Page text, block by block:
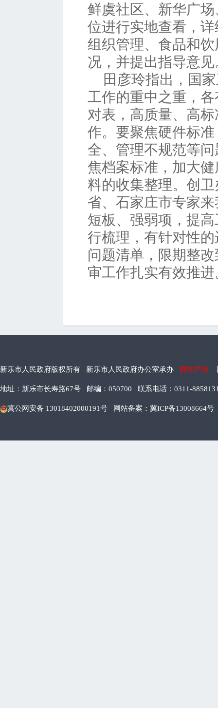
鲜虞社区、新华广
位进行实地查看，
组织管理、食品和
况，并提出指导意见
田彦玲指出，国
工作的重中之重，
对表，高质量、高
作。要聚焦硬件标
全、管理不规范等
焦档案标准，加大
料的收集整理。创
省、石家庄市专家
短板、强弱项，提
行梳理，有针对性
问题清单，限期整
审工作扎实有效推进